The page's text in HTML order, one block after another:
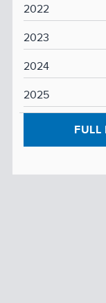
2022
2023
2024
2025
FULL